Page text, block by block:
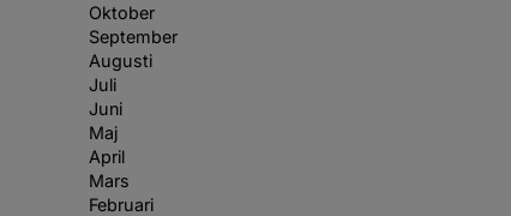
Oktober
September
Augusti
Juli
Juni
Maj
April
Mars
Februari